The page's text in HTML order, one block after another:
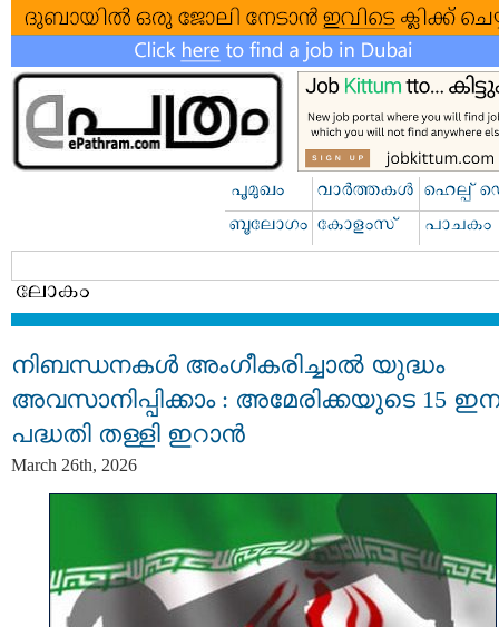
നിബന്ധനകൾ അംഗീകരിച്ചാൽ യുദ്ധം
അവസാനിപ്പിക്കാം : അമേരിക്കയുടെ 15 ഇന
പദ്ധതി തള്ളി ഇറാൻ
March 26th, 2026